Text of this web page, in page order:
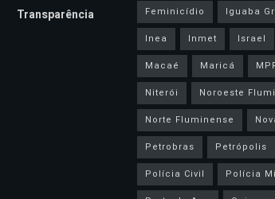
Transparência
Feminicídio
Iguaba
Inea
Inmet Israel
Macaé
Maricá
Niterói
Noroeste
Norte Fluminense
Petrobras
Petrópolis
Polícia Civil
Polícia